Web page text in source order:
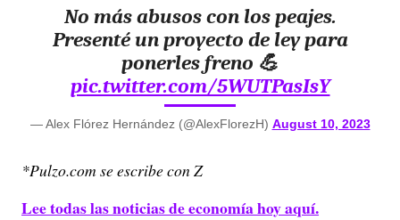
No más abusos con los peajes.
Presenté un proyecto de ley para
ponerles freno 💪
pic.twitter.com/5WUTPasIsY
— Alex Flórez Hernández (@AlexFlorezH) August 10, 2023
*Pulzo.com se escribe con Z
Lee todas las noticias de economía hoy aquí.